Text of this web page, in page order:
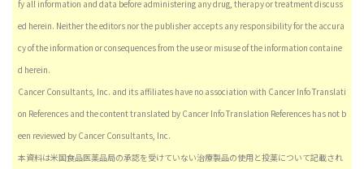
fy all information and data before administering any drug, therapy or treatment discuss
ed herein. Neither the editors nor the publisher accepts any responsibility for the accura
cy of the information or consequences from the use or misuse of the information containe
d herein.
Cancer Consultants, Inc. and its affiliates have no association with Cancer Info Translati
on References and the content translated by Cancer Info Translation References has not b
een reviewed by Cancer Consultants, Inc.
本資料は米国食品医薬品局の承認を受けていない治療製品の使用と投薬について記載され